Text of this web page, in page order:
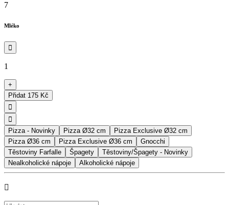
7
Mléko

1
+
Přidat 175 Kč


Pizza - Novinky
Pizza Ø32 cm
Pizza Exclusive Ø32 cm
Pizza Ø36 cm
Pizza Exclusive Ø36 cm
Gnocchi
Těstoviny Farfalle
Špagety
Těstoviny/Špagety - Novinky
Nealkoholické nápoje
Alkoholické nápoje
